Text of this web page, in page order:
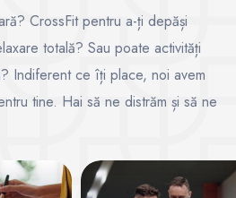
CrossFit pentru a-ți depăși
totală? Sau poate activități
Indiferent ce îți place, noi avem
tine. Hai să ne distrăm și să ne